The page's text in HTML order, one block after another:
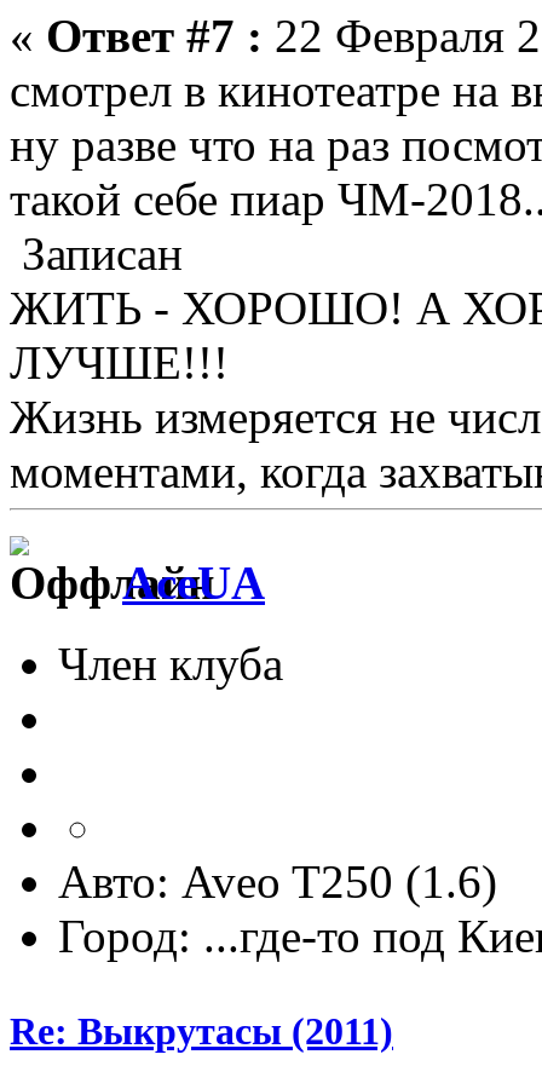
« Ответ #7 : 22 Февраля
смотрел в кинотеатре на
ну разве что на раз
такой себе пиар ЧМ-
Записан
ЖИТЬ - ХОРОШО! А
ЛУЧШЕ!!!
Жизнь измеряется не
моментами, когда
AceUA
Член клуба
Авто: Aveo T250 (1.6)
Город: ...где-то под
Re: Выкрутасы (2011)